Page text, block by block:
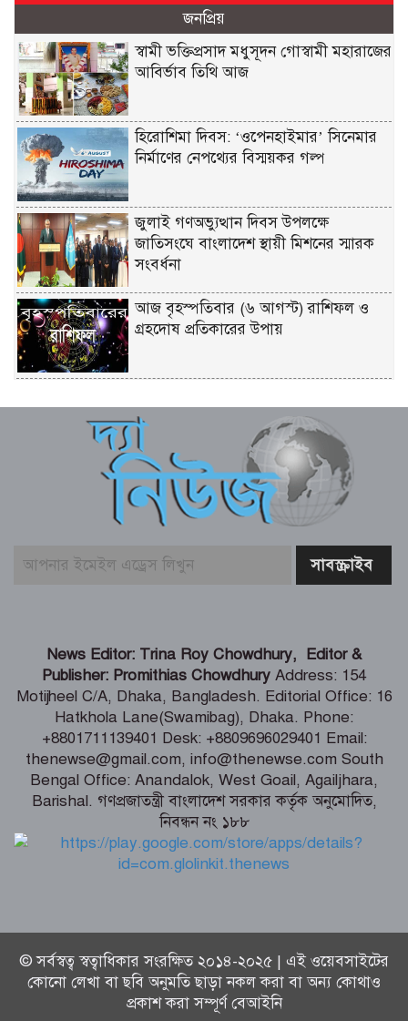
জনপ্রিয়
স্বামী ভক্তিপ্রসাদ মধুসূদন গোস্বামী মহারাজের
আবির্ভাব তিথি আজ
হিরোশিমা দিবস: ‘ওপেনহাইমার’ সিনেমার
নির্মাণের নেপথ্যের বিস্ময়কর গল্প
জুলাই গণঅভ্যুত্থান দিবস উপলক্ষে
জাতিসংঘে বাংলাদেশ স্থায়ী মিশনের স্মারক
সংবর্ধনা
আজ বৃহস্পতিবার (৬ আগস্ট) রাশিফল ও
গ্রহদোষ প্রতিকারের উপায়
পঞ্জিকা ও ইতিহাসের এইদিনে
শেখ হাসিনার দিল্লিতে সংবাদ সম্মেলন নিয়ে
পররাষ্ট্র মন্ত্রণালয়ের কড়া প্রতিক্রিয়া
বুড়িগঙ্গায় তরল বর্জ্য নির্গমনস্থল থেকে নমুনা
ভোলায় ৫ম শ্রেণির ছাত্রীকে সংঘবদ্ধ ধর্ষণ-
ভিডিও ধারণ, তিন কিশোর গ্রেপ্তার
টানা ৫ দিন অনশনের পর বিয়ে, তিন মাস পর
মিলল মোনিয়ার ঝুলন্ত লাশ
শ্যামনগরে ৫ আগস্ট জুলাই গণঅভ্যুত্থান
দিবস উপলক্ষে সমাবেশ ও গণমিছিল
News Editor: Trina Roy Chowdhury, Editor &
Publisher: Promithias Chowdhury Address: 154
Motijheel C/A, Dhaka, Bangladesh. Editorial Office: 16
Hatkhola Lane(Swamibag), Dhaka. Phone:
+8801711139401 Desk: +8809696029401 Email:
thenewse@gmail.com, info@thenewse.com South
Bengal Office: Anandalok, West Goail, Agailjhara,
Barishal. গণপ্রজাতন্ত্রী বাংলাদেশ সরকার কর্তৃক অনুমোদিত,
নিবন্ধন নং ১৮৮
© সর্বস্বত্ব স্বত্বাধিকার সংরক্ষিত ২০১৪-২০২৫ | এই ওয়েবসাইটের
কোনো লেখা বা ছবি অনুমতি ছাড়া নকল করা বা অন্য কোথাও
প্রকাশ করা সম্পূর্ণ বেআইনি